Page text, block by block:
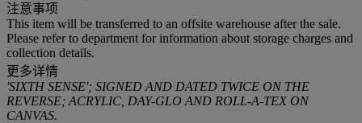
注意事项
This item will be transferred to an offsite warehouse after the sale.
Please refer to department for information about storage charges and
collection details.
更多详情
'SIXTH SENSE'; SIGNED AND DATED TWICE ON THE
REVERSE; ACRYLIC, DAY-GLO AND ROLL-A-TEX ON
CANVAS.